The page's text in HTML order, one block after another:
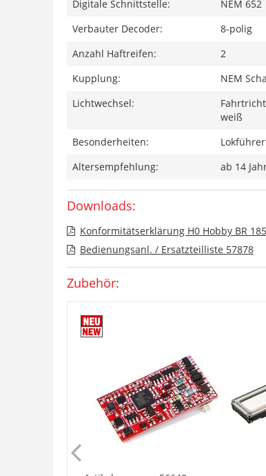
Digitale Schnittstelle:
NEM 652
Verbauter Decoder:
8-polig
Anzahl Haftreifen:
2
Kupplung:
NEM
Lichtwechsel:
weiß
Besonderheiten:
Altersempfehlung:
ab 14
Downloads:
Konformitätserklärung H0 Hobby BR
Bedienungsanl. / Ersatzteilliste 57878
Zubehör: